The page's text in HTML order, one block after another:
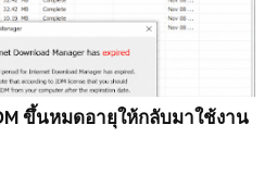
ขึ้นหมดอายุให้กลับมาใช้งาน